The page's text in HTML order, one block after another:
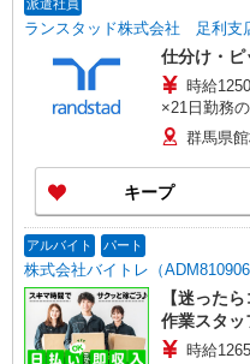
派遣社員
ランスタッド株式会社 足利支
仕分け・ピ
時給
×21日勤務
通費実費支
群馬県
キープ
アルバイト パート
株式会社バイトレ（
【迷った
作業スタッ
時給